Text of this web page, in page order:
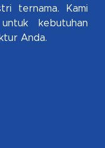
ternama. Kami
kebutuhan
Anda.